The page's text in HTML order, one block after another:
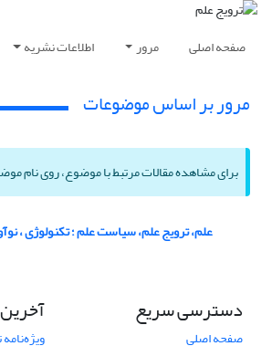
صفحه اصلی مرور اطلاعات نشریه
مرور بر اساس موضوعات
برای مشاهده مقالات مرتبط با موضوع، روی نام
علم، ترویج علم، سیاست علم ؛ تکنولوژی ،
دسترسی سریع
صفحه اصلی